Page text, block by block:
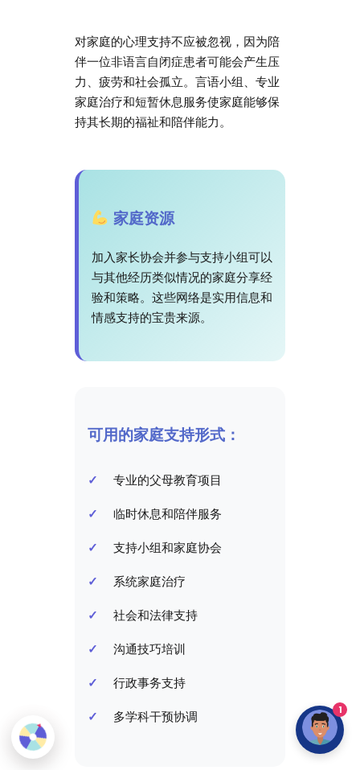
对家庭的心理支持不应被忽视，因为陪
伴一位非语言自闭症患者可能会产生压
力、疲劳和社会孤立。言语小组、专业
家庭治疗和短暂休息服务使家庭能够保
持其长期的福祉和陪伴能力。
家庭资源
加入家长协会并参与支持小组可以
与其他经历类似情况的家庭分享经
验和策略。这些网络是实用信息和
情感支持的宝贵来源。
可用的家庭支持形式：
专业的父母教育项目
临时休息和陪伴服务
支持小组和家庭协会
系统家庭治疗
社会和法律支持
沟通技巧培训
行政事务支持
多学科干预协调
1